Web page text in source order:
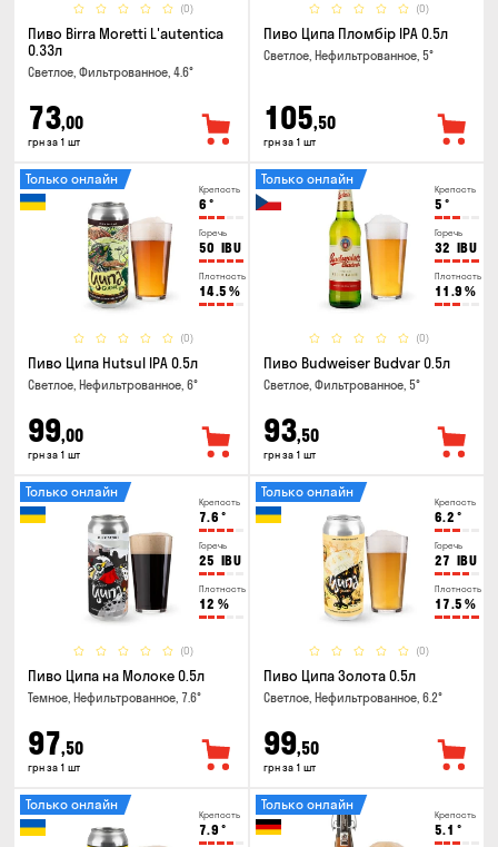
(0)
Пиво Birra Moretti L'autentica
0.33л
Светлое, Фильтрованное, 4.6°
73,00
грн за 1 шт
(0)
Пиво Ципа Пломбір IPA 0.5л
Светлое, Нефильтрованное, 5°
105,50
грн за 1 шт
Крепость
6 °
Горечь
50 IBU
Плотность
14.5 %
(0)
Только онлайн
Пиво Ципа Hutsul IPA 0.5л
Светлое, Нефильтрованное, 6°
99,00
грн за 1 шт
Крепость
5 °
Горечь
32 IBU
Плотность
11.9 %
(0)
Только онлайн
Пиво Budweiser Budvar 0.5л
Светлое, Фильтрованное, 5°
93,50
грн за 1 шт
Крепость
7.6 °
Горечь
25 IBU
Плотность
12 %
(0)
Только онлайн
Пиво Ципа на Молоке 0.5л
Темное, Нефильтрованное, 7.6°
97,50
грн за 1 шт
Крепость
6.2 °
Горечь
27 IBU
Плотность
17.5 %
(0)
Только онлайн
Пиво Ципа Золота 0.5л
Светлое, Нефильтрованное, 6.2°
99,50
грн за 1 шт
Крепость
7.9 °
Только онлайн
Крепость
5.1 °
Только онлайн